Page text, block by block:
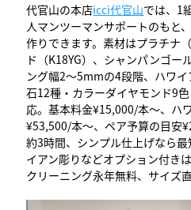
代官山の本店icci代官山では、1
人マンツーマンサポートのもと
作りできます。素材はプラチナ
ド（K18YG）、シャンパンゴー
ング幅2〜5mmの4段階、ハワ
石12種・カラーダイヤモンド9
応。基本料金¥15,000/本〜、ハ
¥53,500/本〜、ペア予算の目安
約3時間、シンプル仕上げなら
イアン彫りなどオプション付き
クリーニング永年無料、サイズ